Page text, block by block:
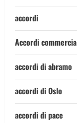
accordi
Accordi
accordi di abramo
accordi di Oslo
accordi di pace